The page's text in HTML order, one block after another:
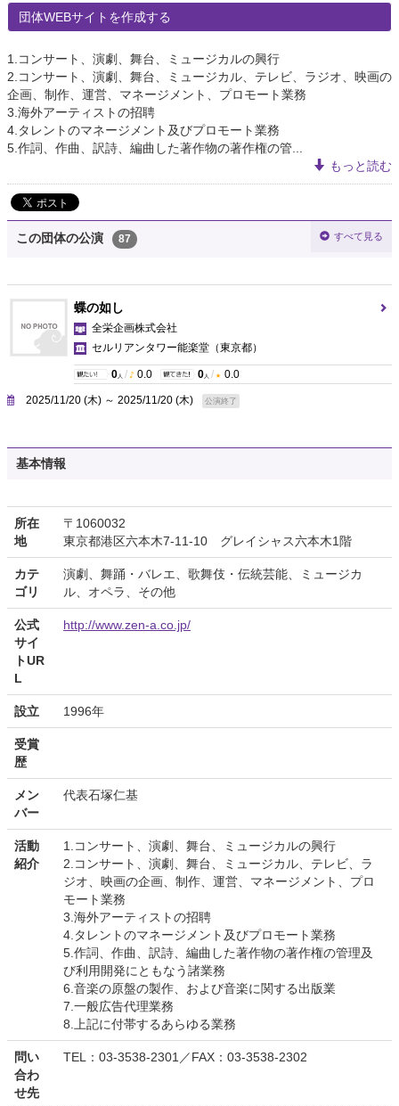
団体WEBサイトを作成する
1.コンサート、演劇、舞台、ミュージカルの興行
2.コンサート、演劇、舞台、ミュージカル、テレビ、ラジオ、映画の
企画、制作、運営、マネージメント、プロモート業務
3.海外アーティストの招聘
4.タレントのマネージメント及びプロモート業務
5.作詞、作曲、訳詩、編曲した著作物の著作権の管...
もっと読む
この団体の公演 87 すべて見る
蝶の如し
全栄企画株式会社
セルリアンタワー能楽堂 （東京都）
0 人 / 0.0 0 人 / 0.0
2025/11/20 (木) ～ 2025/11/20 (木) 公演終了
基本情報
所在
地
〒1060032
東京都港区六本木7-11-10 グレイシャス六本木1階
カテ
ゴリ
演劇、舞踊・バレエ、歌舞伎・伝統芸能、ミュージカ
ル、オペラ、その他
公式
サイ
トUR
L
http://www.zen-a.co.jp/
設立 1996年
受賞
歴
メン
バー
代表石塚仁基
活動
紹介
1.コンサート、演劇、舞台、ミュージカルの興行
2.コンサート、演劇、舞台、ミュージカル、テレビ、ラ
ジオ、映画の企画、制作、運営、マネージメント、プロ
モート業務
3.海外アーティストの招聘
4.タレントのマネージメント及びプロモート業務
5.作詞、作曲、訳詩、編曲した著作物の著作権の管理及
び利用開発にともなう諸業務
6.音楽の原盤の製作、および音楽に関する出版業
7.一般広告代理業務
8.上記に付帯するあらゆる業務
問い
合わ
せ先
TEL：03-3538-2301／FAX：03-3538-2302